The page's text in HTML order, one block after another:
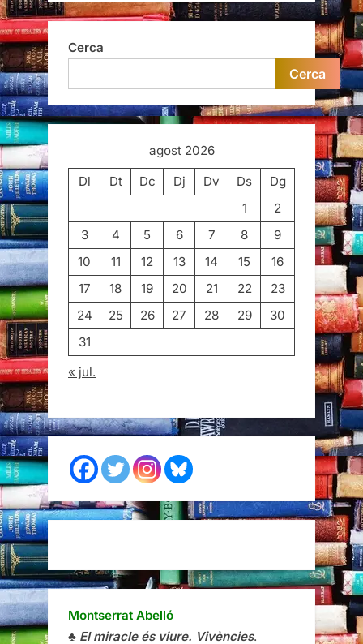
Cerca
Cerca
agost 2026
Dl
Dt Dc Dj Dv Ds
Dg
1
2
3
4 5 6 7 8
9
10
11 12 13 14 15
16
17
18 19 20 21 22
23
24
25 26 27 28 29
30
31
« jul.
Montserrat Abelló
♣ El miracle és viure. Vivències.